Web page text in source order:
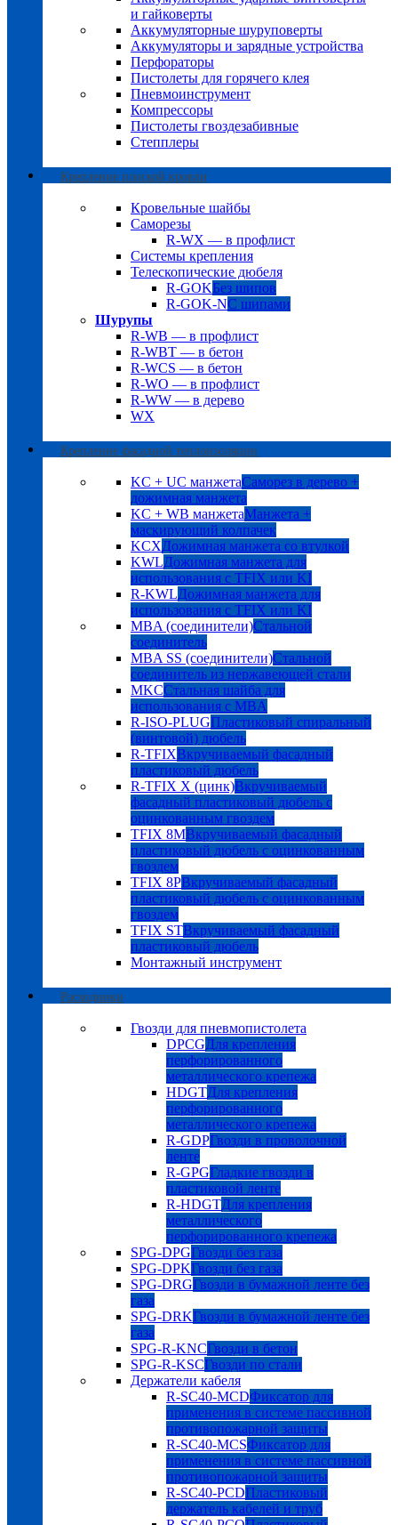
и гайковерты
Аккумуляторные шуруповерты
Аккумуляторы и зарядные устройства
Перфораторы
Пистолеты для горячего клея
Пневмоинструмент
Компрессоры
Пистолеты гвоздезабивные
Степплеры
Крепление плоской кровли
Кровельные шайбы
Саморезы
R-WX — в профлист
Системы крепления
Телескопические дюбеля
R-GOKБез шипов
R-GOK-NС шипами
Шурупы
R-WB — в профлист
R-WBT — в бетон
R-WCS — в бетон
R-WO — в профлист
R-WW — в дерево
WX
Крепление фасадной теплоизоляции
KC + UC манжетаСаморез в дерево +
дожимная манжета
KC + WB манжетаМанжета +
маскирующий колпачек
KCXДожимная манжета со втулкой
KWLДожимная манжета для
использования с TFIX или KI
R-KWLДожимная манжета для
использования с TFIX или KI
MBA (соединители)Стальной
соединитель
MBA SS (соединители)Стальной
соединитель из нержавеющей стали
MKCСтальная шайба для
использования с MBA
R-ISO-PLUGПластиковый спиральный
(винтовой) дюбель
R-TFIXВкручиваемый фасадный
пластиковый дюбель
R-TFIX X (цинк)Вкручиваемый
фасадный пластиковый дюбель с
оцинкованным гвоздем
TFIX 8MВкручиваемый фасадный
пластиковый дюбель с оцинкованным
гвоздем
TFIX 8PВкручиваемый фасадный
пластиковый дюбель с оцинкованным
гвоздем
TFIX STВкручиваемый фасадный
пластиковый дюбель
Монтажный инструмент
Расходники
Гвозди для пневмопистолета
DPCGДля крепления
перфорированного
металлического крепежа
HDGTДля крепления
перфорированного
металлического крепежа
R-GDPГвозди в проволочной
ленте
R-GPGГладкие гвозди в
пластиковой ленте
R-HDGTДля крепления
металлического
перфорированного крепежа
SPG-DPGГвозди без газа
SPG-DPKГвозди без газа
SPG-DRGГвозди в бумажной ленте без
газа
SPG-DRKГвозди в бумажной ленте без
газа
SPG-R-KNCГвозди в бетон
SPG-R-KSCГвозди по стали
Держатели кабеля
R-SC40-MCDФиксатор для
применения в системе пассивной
противопожарной защиты
R-SC40-MCSФиксатор для
применения в системе пассивной
противопожарной защиты
R-SC40-PCDПластиковый
держатель кабелей и труб